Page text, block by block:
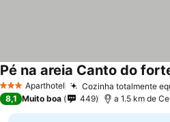
3 EstrelasAparthotel Cozinha totalmente
Pé na areia Canto do
8,1 Muito boa 449 a 1.5 km de